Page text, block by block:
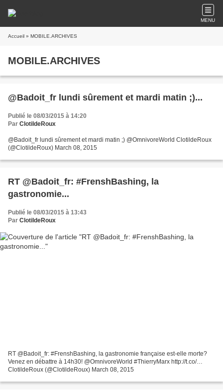
MENU
Accueil » MOBILE.ARCHIVES
MOBILE.ARCHIVES
@Badoit_fr lundi sûrement et mardi matin ;)...
Publié le 08/03/2015 à 14:20
Par ClotildeRoux
@Badoit_fr lundi sûrement et mardi matin ;) @OmnivoreWorld ClotildeRoux
(@ClotildeRoux) March 08, 2015
RT @Badoit_fr: #FrenshBashing, la
gastronomie...
Publié le 08/03/2015 à 13:43
Par ClotildeRoux
RT @Badoit_fr: #FrenshBashing, la gastronomie française est-elle morte?
Venez en débattre à 14h30! @OmnivoreWorld #ThierryMarx http://t.co/…
ClotildeRoux (@ClotildeRoux) March 08, 2015